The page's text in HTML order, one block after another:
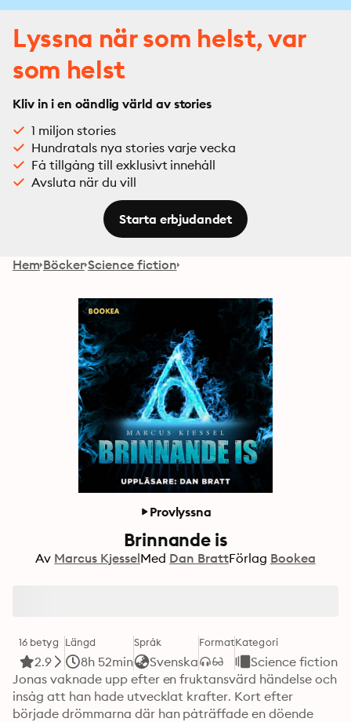
Lyssna när som helst, var
som helst
Kliv in i en oändlig värld av stories
1 miljon stories
Hundratals nya stories varje vecka
Få tillgång till exklusivt innehåll
Avsluta när du vill
Starta erbjudandet
Hem Böcker Science fiction
Provlyssna
Brinnande is
Av Marcus KjesselMed Dan BrattFörlag Bookea
16 betyg
2.9
Längd
8h 52min
Språk
Svenska
FormatKategori
Science fiction
Jonas vaknade upp efter en fruktansvärd händelse och
insåg att han hade utvecklat krafter. Kort efter
började drömmarna där han påträffade en döende